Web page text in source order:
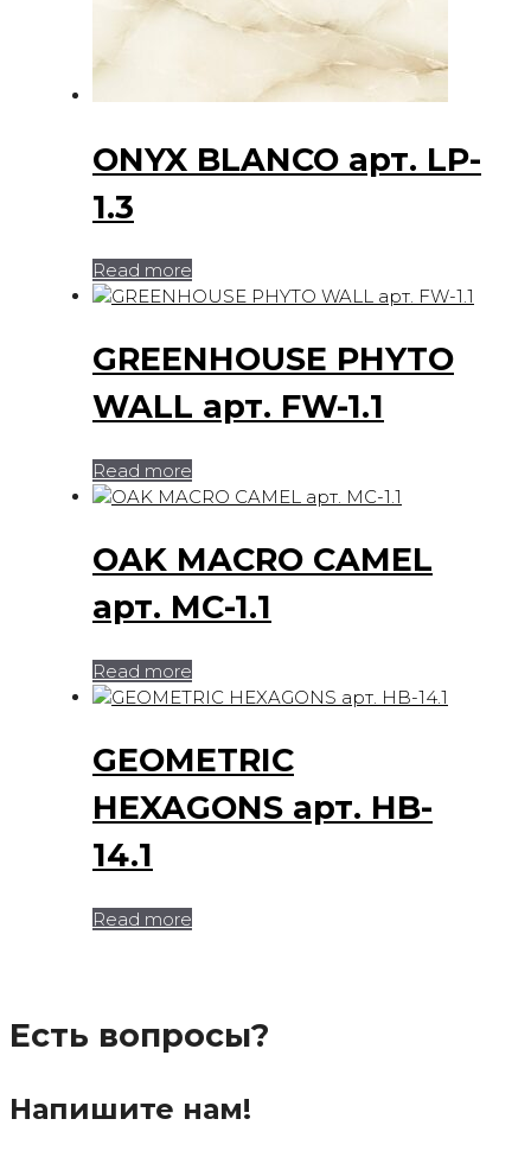
ONYX BLANCO арт. LP-
1.3
Read more
GREENHOUSE PHYTO
WALL арт. FW-1.1
Read more
OAK MACRO CAMEL
арт. MC-1.1
Read more
GEOMETRIC
HEXAGONS арт. HB-
14.1
Read more
Есть вопросы?
Напишите нам!